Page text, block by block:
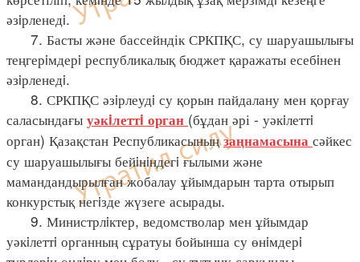
әзiрленедi.
7. Басты және бассейндік СРКПҚС, су шаруашылығы
теңгерiмдерi республикалық бюджет қаражаты есебiнен
әзiрленедi.
8. СРКПҚС әзiрлеудi су қорын пайдалану мен қорғау
саласындағы уәкiлеттi орган (бұдан әрі - уәкiлеттi
орган) Қазақстан Республикасыныңзаңнамасына сәйкес
су шаруашылығы бейiнiндегi ғылыми және
мамандандырылған жобалау ұйымдарын тарта отырып
конкурстық негiзде жүзеге асырады.
9. Министрлiктер, ведомстволар мен ұйымдар
уәкiлеттi органның сұратуы бойынша су өнiмдерi